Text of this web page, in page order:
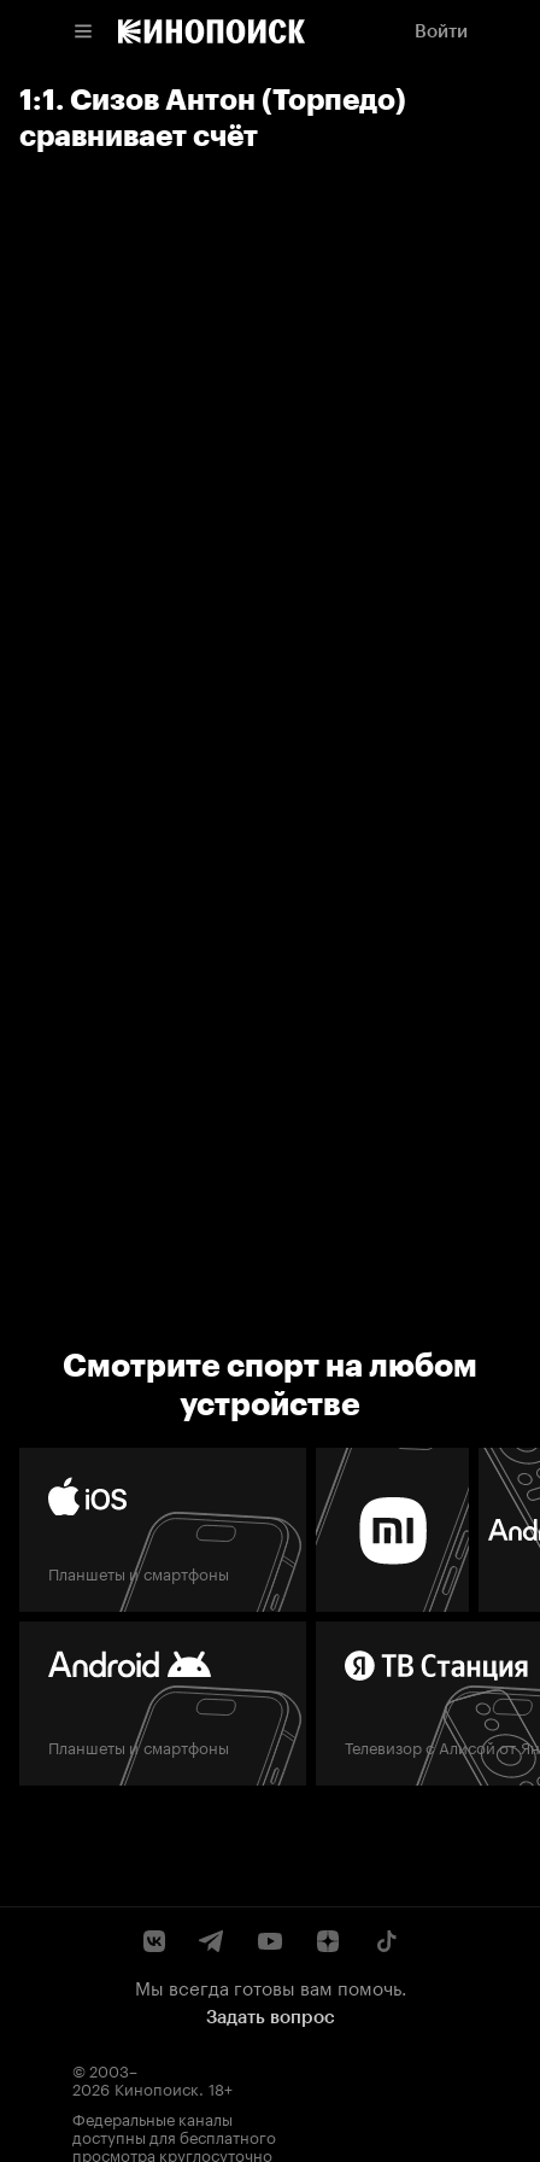
Войти
1:1. Сизов Антон (Торпедо)
сравнивает счёт
Смотрите спорт на любом
устройстве
Планшеты и смартфоны
Планшеты и смартфоны Телевизор с Алисой от
Мы всегда готовы вам помочь.
Задать вопрос
© 2003–
2026 Кинопоиск. 18+
Федеральные каналы
доступны для бесплатного
просмотра круглосуточно